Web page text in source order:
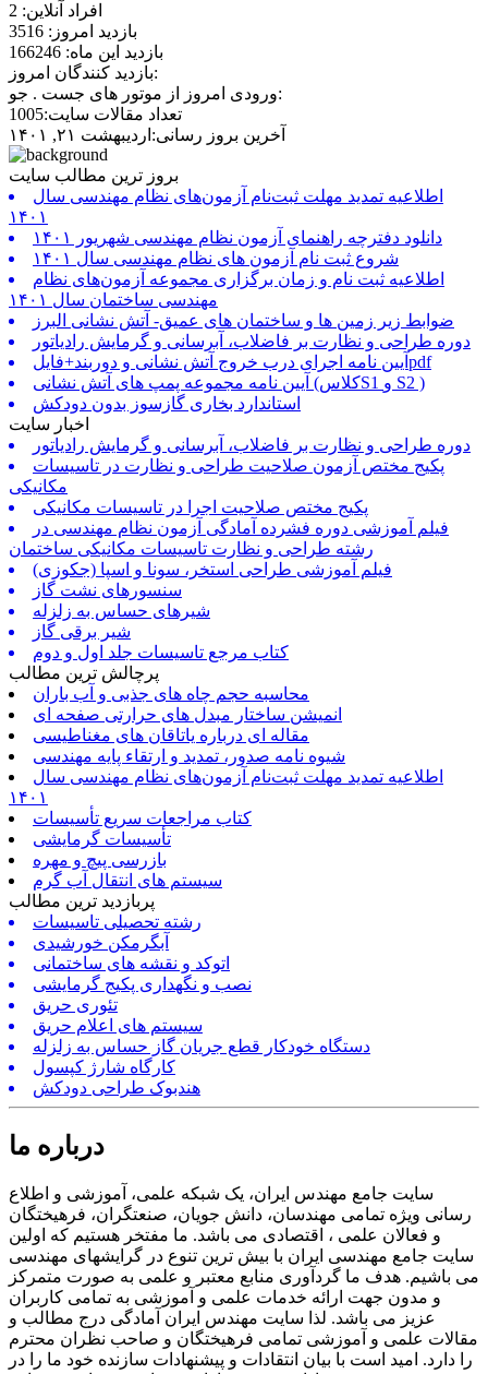
افراد آنلاین: 2
بازدید امروز: 3516
بازدید این ماه: 166246
بازدید کنندگان امروز:
ورودی امروز از موتور های جست . جو:
تعداد مقالات سایت:1005
آخرین بروز رسانی:اردیبهشت ۲۱, ۱۴۰۱
بروز ترین مطالب سایت
اطلاعیه تمدید مهلت ثبت‌نام آزمون‌های نظام مهندسی سال
۱۴۰۱
دانلود دفترچه راهنمای آزمون نظام مهندسی شهریور ۱۴۰۱
شروع ثبت نام آزمون های نظام مهندسی سال ۱۴۰۱
اطلاعیه ثبت نام و زمان برگزاری مجموعه آزمون‌های نظام
مهندسی ساختمان سال ۱۴۰۱
ضوابط زیر زمین ها و ساختمان های عمیق- آتش نشانی البرز
دوره طراحی و نظارت بر فاضلاب، آبرسانی و گرمایش رادیاتور
آیین نامه اجرای درب خروج آتش نشانی و دوربند+فایلpdf
آیین نامه مجموعه پمپ های آتش نشانی (کلاسS1 و S2 )
استاندارد بخاری گازسوز بدون دودکش
اخبار سایت
دوره طراحی و نظارت بر فاضلاب، آبرسانی و گرمایش رادیاتور
پکیج مختص آزمون صلاحیت طراحی و نظارت در تاسیسات
مکانیکی
پکیج مختص صلاحیت اجرا در تاسیسات مکانیکی
فیلم آموزشی دوره فشرده آمادگی آزمون نظام مهندسی در
رشته طراحی و نظارت تاسیسات مکانیکی ساختمان
فیلم آموزشی طراحی استخر، سونا و اسپا (جکوزی)
سنسورهای نشت گاز
شیرهای حساس به زلزله
شیر برقی گاز
کتاب مرجع تاسیسات جلد اول و دوم
پرچالش ترین مطالب
محاسبه حجم چاه های جذبی و آب باران
انمیشن ساختار مبدل های حرارتی صفحه ای
مقاله ای درباره یاتاقان های مغناطیسی
شیوه نامه صدور، تمدید و ارتقاء پایه مهندسی
اطلاعیه تمدید مهلت ثبت‌نام آزمون‌های نظام مهندسی سال
۱۴۰۱
کتاب مراجعات سریع تأسیسات
تأسیسات گرمایشی
بازرسی پیچ و مهره
سیستم های انتقال آب گرم
پربازدید ترین مطالب
رشته تحصیلی تاسیسات
آبگرمکن خورشیدی
اتوکد و نقشه های ساختمانی
نصب و نگهداری پکیج گرمایشی
تئوری حریق
سیستم های اعلام حریق
دستگاه خودکار قطع جریان گاز حساس به زلزله
کارگاه شارژ کپسول
هندبوک طراحی دودکش
درباره ما
سایت جامع مهندس ایران، یک شبکه علمی، آموزشی و اطلاع
رسانی ویژه تمامی مهندسان، دانش جویان، صنعتگران، فرهیختگان
و فعالان علمی ، اقتصادی می باشد. ما مفتخر هستیم که اولین
سایت جامع مهندسی ایران با بیش ترین تنوع در گرایشهای مهندسی
می باشیم. هدف ما گردآوری منابع معتبر و علمی به صورت متمرکز
و مدون جهت ارائه خدمات علمی و آموزشی به تمامی کاربران
عزیز می باشد. لذا سایت مهندس ایران آمادگی درج مطالب و
مقالات علمی و آموزشی تمامی فرهیختگان و صاحب نظران محترم
را دارد. امید است با بیان انتقادات و پیشنهادات سازنده خود ما را در